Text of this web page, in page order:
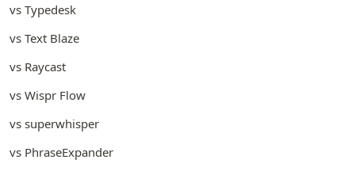
vs Typedesk
vs Text Blaze
vs Raycast
vs Wispr Flow
vs superwhisper
vs PhraseExpander